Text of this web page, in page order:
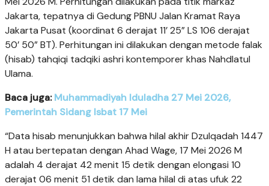
Jakarta, tepatnya di Gedung PBNU Jalan Kramat Raya
Jakarta Pusat (koordinat 6 derajat 11’ 25” LS 106 derajat
50’ 50” BT). Perhitungan ini dilakukan dengan metode falak
(hisab) tahqiqi tadqiki ashri kontemporer khas Nahdlatul
Ulama.
Baca juga:Muhammadiyah Iduladha 27 Mei 2026,
Pemerintah Sidang Isbat 17 Mei
“Data hisab menunjukkan bahwa hilal akhir Dzulqadah 1447
H atau bertepatan dengan Ahad Wage, 17 Mei 2026 M
adalah 4 derajat 42 menit 15 detik dengan elongasi 10
derajat 06 menit 51 detik dan lama hilal di atas ufuk 22